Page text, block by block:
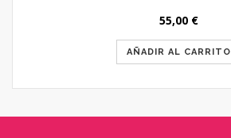
55,00 €
AÑADIR AL CARRITO